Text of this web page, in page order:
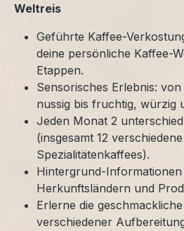
Weltreis
Geführte Kaffee-
deine persönliche Kaffee-
Etappen.
Sensorisches Erlebnis:
nussig bis fruchtig, würzig
Jeden Monat 2
(insgesamt 12 verschiedene
Spezialitätenkaffees).
Hintergrund-
Herkunftsländern und
Erlerne die
verschiedener